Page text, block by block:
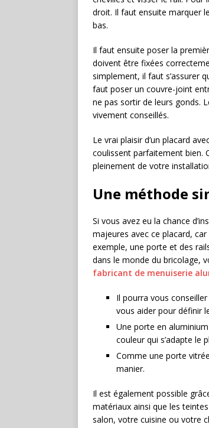
droit. Il faut ensuite marquer
bas.
Il faut ensuite poser la
doivent être fixées
simplement, il faut s’assurer
faut poser un couvre-joint
ne pas sortir de leurs gonds.
vivement conseillés.
Le vrai plaisir d’un placard
coulissent parfaitement bien.
pleinement de votre
Une méthode
Si vous avez eu la chance
majeures avec ce placard,
exemple, une porte et des
dans le monde du bricolage,
fabricant de menuiserie
Il pourra vous
vous aider pour définir
Une porte en
couleur qui s’adapte le
Comme une porte
manier.
Il est également possible
matériaux ainsi que les
salon, votre cuisine ou votre